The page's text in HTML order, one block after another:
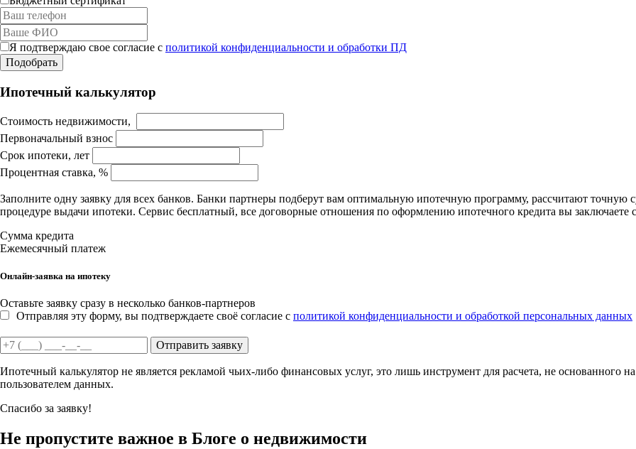
Я подтверждаю свое согласие с политикой конфиденциальности и обработки ПД
Ипотечный калькулятор
Стоимость недвижимости,
Первоначальный взнос
Срок ипотеки, лет
Процентная ставка, %
Заполните одну заявку для всех банков. Банки партнеры подберут вам оптимальную ипотечную программу, рассчитают точную
процедуре выдачи ипотеки. Сервис бесплатный, все договорные отношения по оформлению ипотечного кредита вы заключаете
Сумма кредита
Ежемесячный платеж
Онлайн-заявка на ипотеку
Оставьте заявку сразу в несколько банков-партнеров
Отправляя эту форму, вы подтверждаете своё согласие с политикой конфиденциальности и обработкой персональных данных
Отправить заявку
Ипотечный калькулятор не является рекламой чьих-либо финансовых услуг, это лишь инструмент для расчета, не основанного
пользователем данных.
Спасибо за заявку!
Не пропустите важное в Блоге о недвижимости